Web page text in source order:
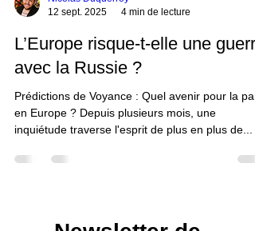
12 sept. 2025
4 min de lecture
L’Europe risque-t-elle une guerre
avec la Russie ?
Prédictions de Voyance : Quel avenir pour la paix
inquiétude traverse l'esprit de plus en plus de...